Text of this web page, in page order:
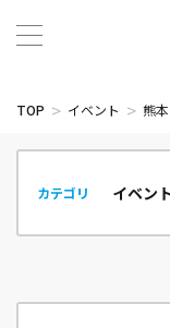
TOP イベント 熊本
カテゴリ